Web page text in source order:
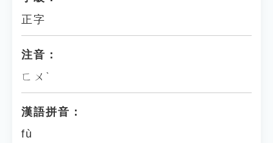
正字
注音：
ㄈㄨˋ
漢語拼音：
fù